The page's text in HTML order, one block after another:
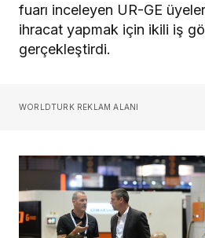
fuarı inceleyen UR-GE
ihracat yapmak için ikili iş
gerçekleştirdi.
WORLDTURK REKLAM ALANI